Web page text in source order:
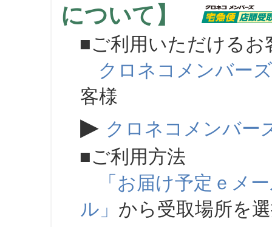
について】
■ご利用いただけるお
クロネコメンバーズ
客様
▶ クロネコメンバー
■ご利用方法
「お届け予定ｅメ
ル」 から受取場所を